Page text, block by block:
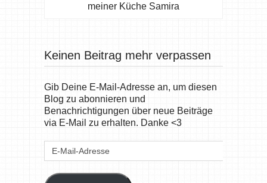
meiner Küche Samira
Keinen Beitrag mehr verpassen
Gib Deine E-Mail-Adresse an, um diesen
Blog zu abonnieren und
Benachrichtigungen über neue Beiträge
via E-Mail zu erhalten. Danke <3
E-